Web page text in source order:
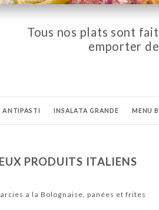
Tous nos plats sont
emporter
ANTIPASTI INSALATA GRANDE MENU
VINS ITALIENS PÉTILLANTS
PRODUITS ITALIENS
a la Bolognaise, panées et frites